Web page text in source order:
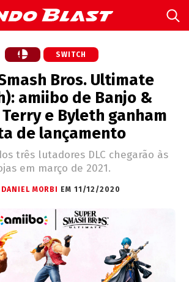
SWITCH
Bros. Ultimate
amiibo de Banjo &
e Byleth ganham
de lançamento
três lutadores DLC chegarão às
em março de 2021.
DANIEL MORBI EM 11/12/2020